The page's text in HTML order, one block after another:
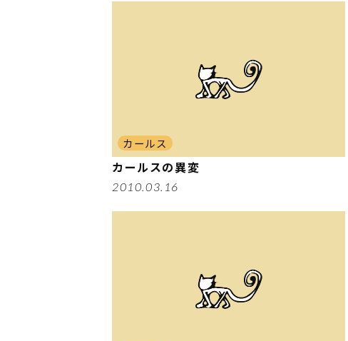
カールス
カールスの異変
2010.03.16